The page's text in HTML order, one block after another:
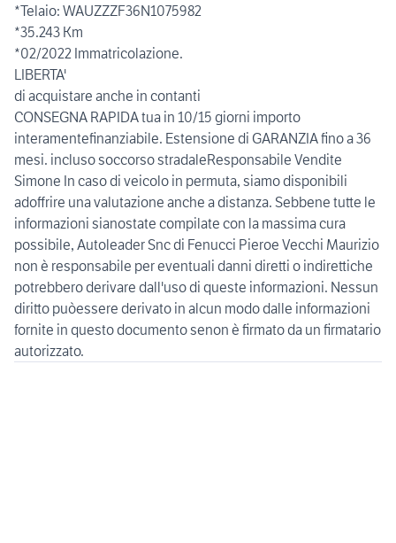
*Telaio: WAUZZZF36N1075982
*35.243 Km
*02/2022 Immatricolazione.
LIBERTA'
di acquistare anche in contanti
CONSEGNA RAPIDA tua in 10/15 giorni importo
interamentefinanziabile. Estensione di GARANZIA fino a 36
mesi. incluso soccorso stradaleResponsabile Vendite
Simone In caso di veicolo in permuta, siamo disponibili
adoffrire una valutazione anche a distanza. Sebbene tutte le
informazioni sianostate compilate con la massima cura
possibile, Autoleader Snc di Fenucci Pieroe Vecchi Maurizio
non è responsabile per eventuali danni diretti o indirettiche
potrebbero derivare dall'uso di queste informazioni. Nessun
diritto puòessere derivato in alcun modo dalle informazioni
fornite in questo documento senon è firmato da un firmatario